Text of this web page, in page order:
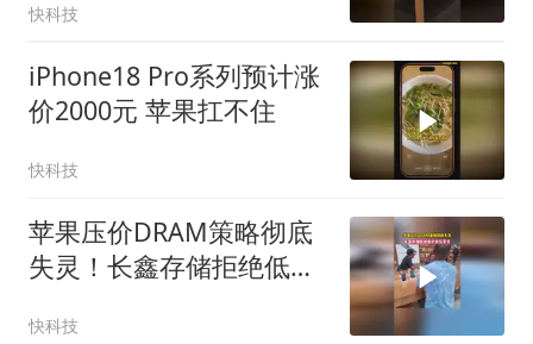
快科技
iPhone18 Pro系列预计涨
价2000元 苹果扛不住
快科技
苹果压价DRAM策略彻底
失灵！长鑫存储拒绝低价
快科技